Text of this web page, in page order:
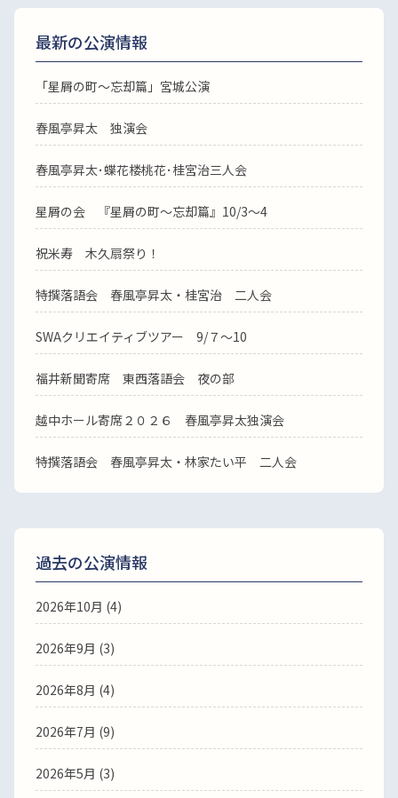
最新の公演情報
「星屑の町～忘却篇」宮城公演
春風亭昇太 独演会
春風亭昇太･蝶花楼桃花･桂宮治三人会
星屑の会 『星屑の町～忘却篇』10/3～4
祝米寿 木久扇祭り！
特撰落語会 春風亭昇太・桂宮治 二人会
SWAクリエイティブツアー 9/７～10
福井新聞寄席 東西落語会 夜の部
越中ホール寄席２０２６ 春風亭昇太独演会
特撰落語会 春風亭昇太・林家たい平 二人会
過去の公演情報
2026年10月 (4)
2026年9月 (3)
2026年8月 (4)
2026年7月 (9)
2026年5月 (3)